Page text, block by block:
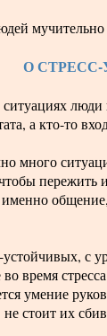
мучительно
О
а кто-то
много
пережить
с
время
умение
не стоит их